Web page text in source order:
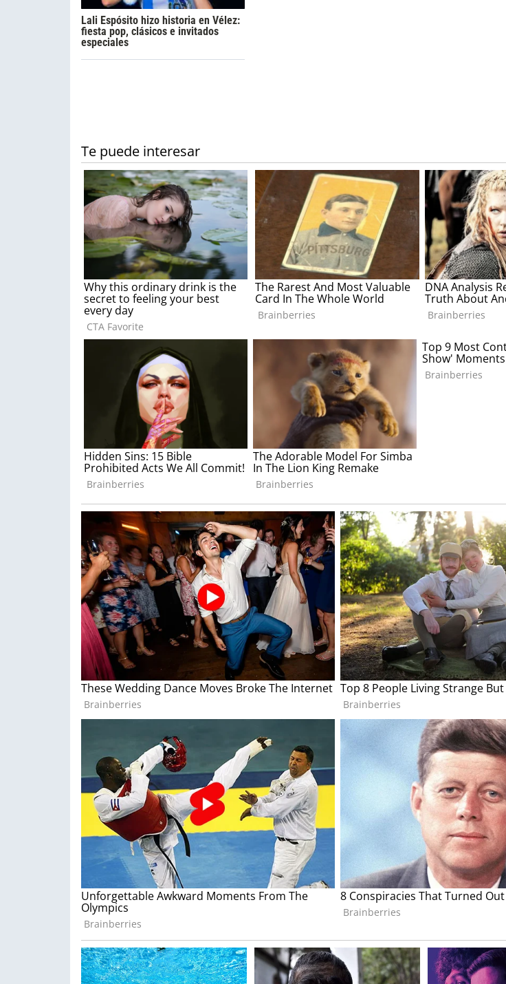
Lali Espósito hizo historia en Vélez:
fiesta pop, clásicos e invitados
especiales